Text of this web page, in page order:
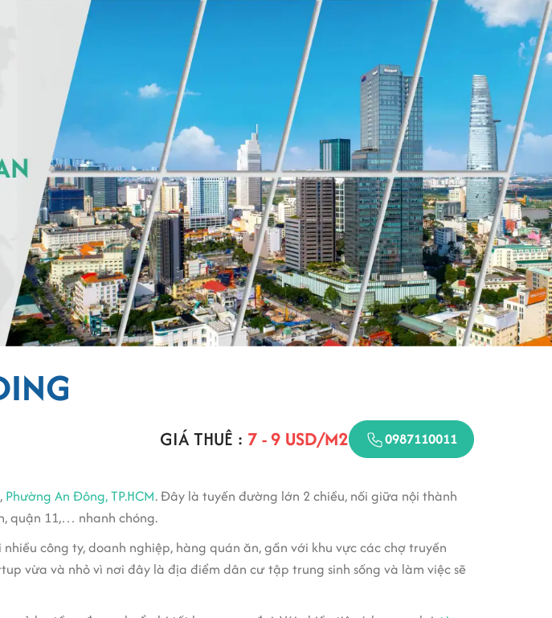
GIÁ THUÊ : 7 - 9 USD/M2 0987110011
Phường An Đông, TP.HCM. Đây là tuyến đường lớn 2 chiều, nối giữa nội thành
quận 11,… nhanh chóng.
công ty, doanh nghiệp, hàng quán ăn, gần với khu vực các chợ truyền
vừa và nhỏ vì nơi đây là địa điểm dân cư tập trung sinh sống và làm việc sẽ